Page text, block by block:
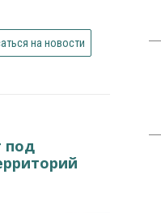
на новости
под